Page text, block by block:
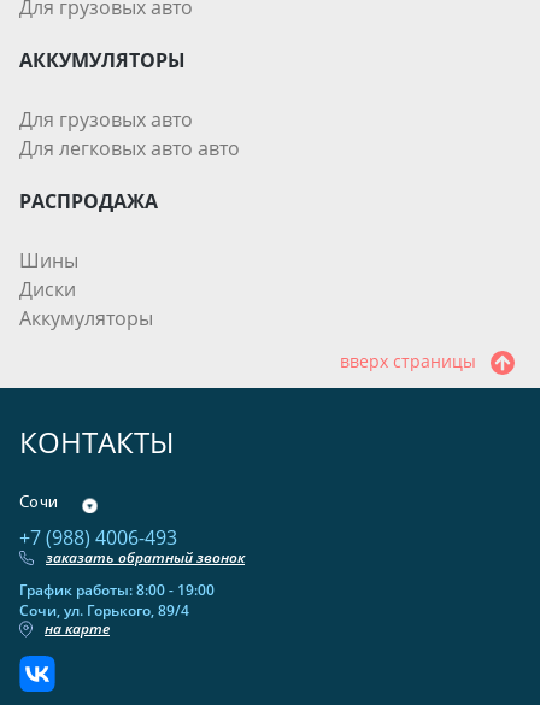
Для грузовых авто
АККУМУЛЯТОРЫ
Для грузовых авто
Для легковых авто авто
РАСПРОДАЖА
Шины
Диски
Аккумуляторы
вверх страницы
КОНТАКТЫ
Сочи
+7 (988) 4006-493
заказать обратный звонок
График работы: 8:00 - 19:00
Сочи, ул. Горького, 89/4
на карте